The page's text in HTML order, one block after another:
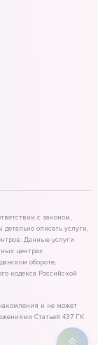
с законом,
описать услуги,
Данные услуги
центрах
обороте,
кодекса Российской
и не может
Статьей 437 ГК